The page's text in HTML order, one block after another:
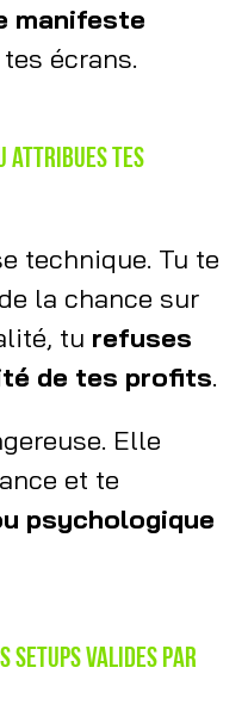
manifeste
écrans.
attribues tes
technique. Tu te
la chance sur
tu refuses
de tes profits.
Elle
et te
psychologique
setups valides par